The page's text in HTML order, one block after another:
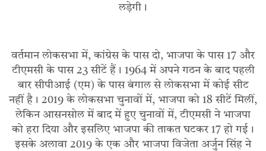
लड़ेगी।
वर्तमान लोकसभा में, कांग्रेस के पास दो, भाजपा के पास 17 और
टीएमसी के पास 23 सीटें हैं। 1964 में अपने गठन के बाद पहली
बार सीपीआई (एम) के पास बंगाल से लोकसभा में कोई सीट
नहीं है। 2019 के लोकसभा चुनावों में, भाजपा को 18 सीटें मिलीं,
लेकिन आसनसोल में बाद में हुए चुनावों में, टीएमसी ने भाजपा
को हरा दिया और इसलिए भाजपा की ताकत घटकर 17 हो गई।
इसके अलावा 2019 के एक और भाजपा विजेता अर्जुन सिंह ने